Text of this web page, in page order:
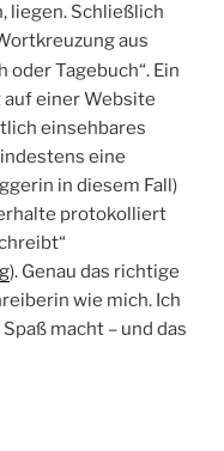
liegen. Schließlich
aus
Tagebuch“. Ein
auf einer Website
einsehbares
eine
in diesem Fall)
protokolliert
). Genau das richtige
wie mich. Ich
macht – und das